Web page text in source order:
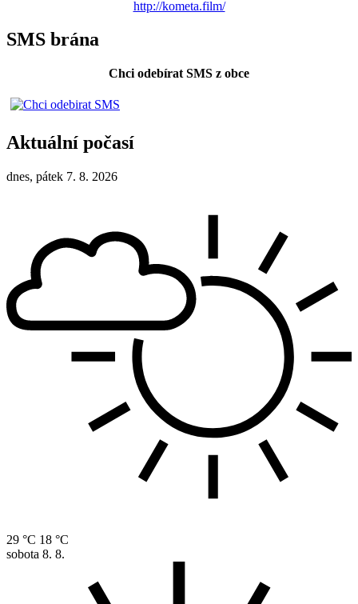
http://kometa.film/
SMS brána
Chci odebírat SMS z obce
Aktuální počasí
dnes, pátek 7. 8. 2026
29 °C 18 °C
sobota 8. 8.